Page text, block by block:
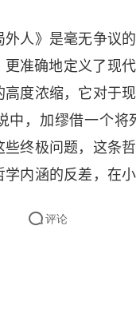
人》是毫无争议
准确地定义了现
度浓缩，它对于
中，加缪借一个
终极问题，这条
内涵的反差，在
是荒诞的，也是
评论